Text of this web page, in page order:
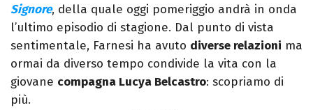
Signore, della quale oggi pomeriggio andrà in onda
l’ultimo episodio di stagione. Dal punto di vista
sentimentale, Farnesi ha avuto diverse relazioni ma
ormai da diverso tempo condivide la vita con la
giovane compagna Lucya Belcastro: scopriamo di
più.